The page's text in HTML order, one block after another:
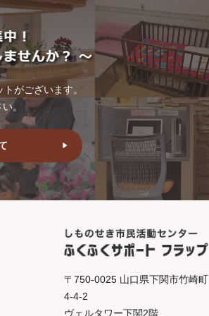
トがございます。
。
〒750-0025 山口県下関市竹崎町
4-4-2
ヴェルタワー下関2階